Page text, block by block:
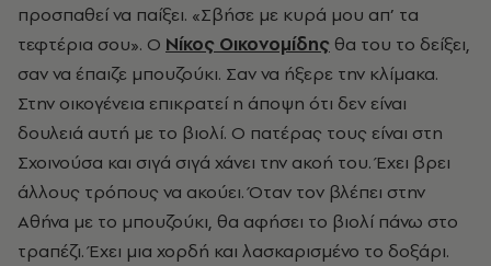
προσπαθεί να παίξει. «Σβήσε με κυρά μου απ’ τα
τεφτέρια σου». Ο Νίκος Οικονομίδης θα του το δείξει,
σαν να έπαιζε μπουζούκι. Σαν να ήξερε την κλίμακα.
Στην οικογένεια επικρατεί η άποψη ότι δεν είναι
δουλειά αυτή με το βιολί. Ο πατέρας τους είναι στη
Σχοινούσα και σιγά σιγά χάνει την ακοή του. Έχει βρει
άλλους τρόπους να ακούει. Όταν τον βλέπει στην
Αθήνα με το μπουζούκι, θα αφήσει το βιολί πάνω στο
τραπέζι. Έχει μια χορδή και λασκαρισμένο το δοξάρι.